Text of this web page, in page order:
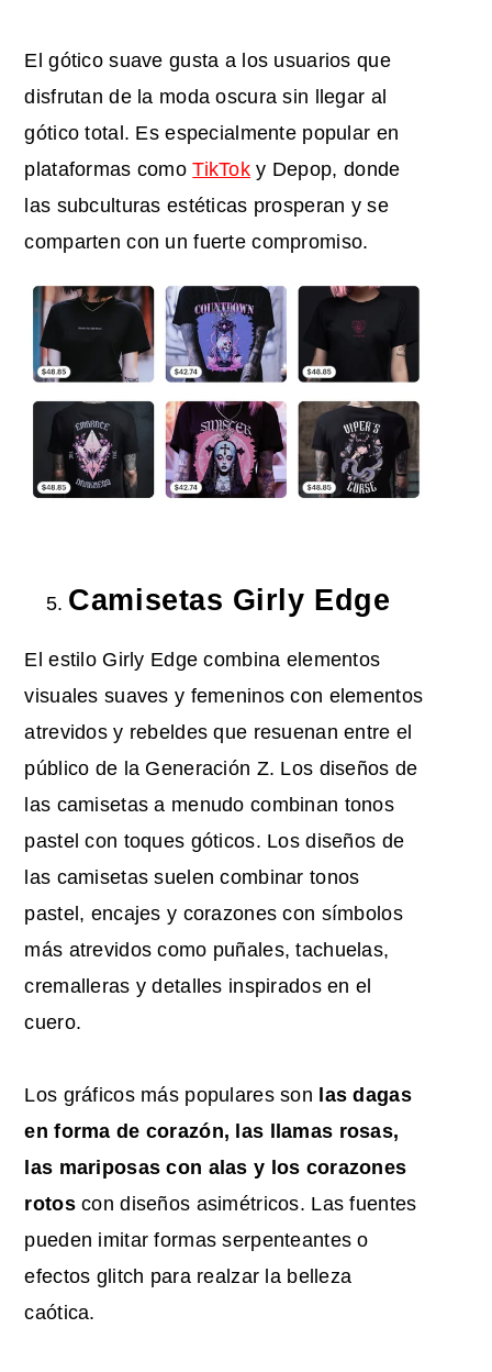
El gótico suave gusta a los usuarios que
disfrutan de la moda oscura sin llegar al
gótico total. Es especialmente popular en
plataformas comoTikTok y Depop, donde
las subculturas estéticas prosperan y se
comparten con un fuerte compromiso.
Camisetas Girly Edge
El estilo Girly Edge combina elementos
visuales suaves y femeninos con elementos
atrevidos y rebeldes que resuenan entre el
público de la Generación Z. Los diseños de
las camisetas a menudo combinan tonos
pastel con toques góticos. Los diseños de
las camisetas suelen combinar tonos
pastel, encajes y corazones con símbolos
más atrevidos como puñales, tachuelas,
cremalleras y detalles inspirados en el
cuero.
Los gráficos más populares son las dagas
en forma de corazón, las llamas rosas,
las mariposas con alas y los corazones
rotoscon diseños asimétricos. Las fuentes
pueden imitar formas serpenteantes o
efectos glitch para realzar la belleza
caótica.